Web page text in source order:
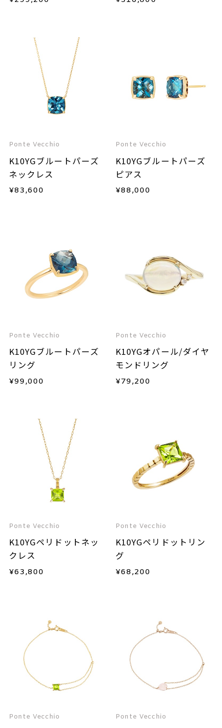
Ponte Vecchio
K10YGブルートパーズ
ネックレス
¥83,600
Ponte Vecchio
K10YGブルートパーズ
ピアス
¥88,000
Ponte Vecchio
K10YGブルートパーズ
リング
¥99,000
Ponte Vecchio
K10YGオパール/ダイヤ
モンドリング
¥79,200
Ponte Vecchio
K10YGペリドットネッ
クレス
¥63,800
Ponte Vecchio
K10YGペリドットリン
グ
¥68,200
Ponte Vecchio Ponte Vecchio